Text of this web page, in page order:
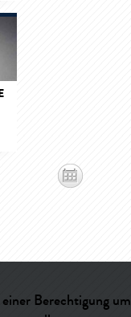
Berechtigung um